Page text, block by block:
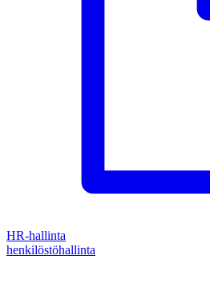
HR-hallinta
henkilöstöhallinta